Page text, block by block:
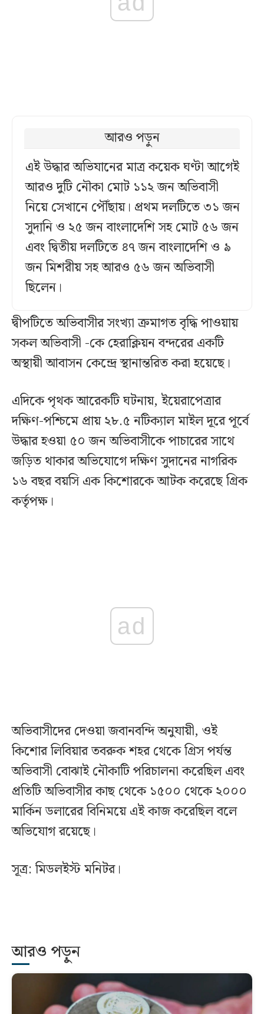
আরও পড়ুন
এই উদ্ধার অভিযানের মাত্র কয়েক ঘণ্টা আগেই
আরও দুটি নৌকা মোট ১১২ জন অভিবাসী
নিয়ে সেখানে পৌঁছায়। প্রথম দলটিতে ৩১ জন
সুদানি ও ২৫ জন বাংলাদেশি সহ মোট ৫৬ জন
এবং দ্বিতীয় দলটিতে ৪৭ জন বাংলাদেশি ও ৯
জন মিশরীয় সহ আরও ৫৬ জন অভিবাসী
ছিলেন।
দ্বীপটিতে অভিবাসীর সংখ্যা ক্রমাগত বৃদ্ধি পাওয়ায়
সকল অভিবাসী -কে হেরাক্লিয়ন বন্দরের একটি
অস্থায়ী আবাসন কেন্দ্রে স্থানান্তরিত করা হয়েছে।
এদিকে পৃথক আরেকটি ঘটনায়, ইয়েরাপেত্রার
দক্ষিণ-পশ্চিমে প্রায় ২৮.৫ নটিক্যাল মাইল দূরে পূর্বে
উদ্ধার হওয়া ৫০ জন অভিবাসীকে পাচারের সাথে
জড়িত থাকার অভিযোগে দক্ষিণ সুদানের নাগরিক
১৬ বছর বয়সি এক কিশোরকে আটক করেছে গ্রিক
কর্তৃপক্ষ।
ad
অভিবাসীদের দেওয়া জবানবন্দি অনুযায়ী, ওই
কিশোর লিবিয়ার তবরুক শহর থেকে গ্রিস পর্যন্ত
অভিবাসী বোঝাই নৌকাটি পরিচালনা করেছিল এবং
প্রতিটি অভিবাসীর কাছ থেকে ১৫০০ থেকে ২০০০
মার্কিন ডলারের বিনিময়ে এই কাজ করেছিল বলে
অভিযোগ রয়েছে।
সূত্র: মিডলইস্ট মনিটর।
আরও পড়ুন